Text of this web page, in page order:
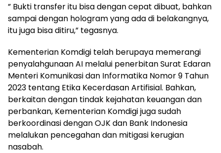
” Bukti transfer itu bisa dengan cepat dibuat, bahkan
sampai dengan hologram yang ada di belakangnya,
itu juga bisa ditiru,” tegasnya.
Kementerian Komdigi telah berupaya memerangi
penyalahgunaan AI melalui penerbitan Surat Edaran
Menteri Komunikasi dan Informatika Nomor 9 Tahun
2023 tentang Etika Kecerdasan Artifisial. Bahkan,
berkaitan dengan tindak kejahatan keuangan dan
perbankan, Kementerian Komdigi juga sudah
berkoordinasi dengan OJK dan Bank Indonesia
melalukan pencegahan dan mitigasi kerugian
nasabah.